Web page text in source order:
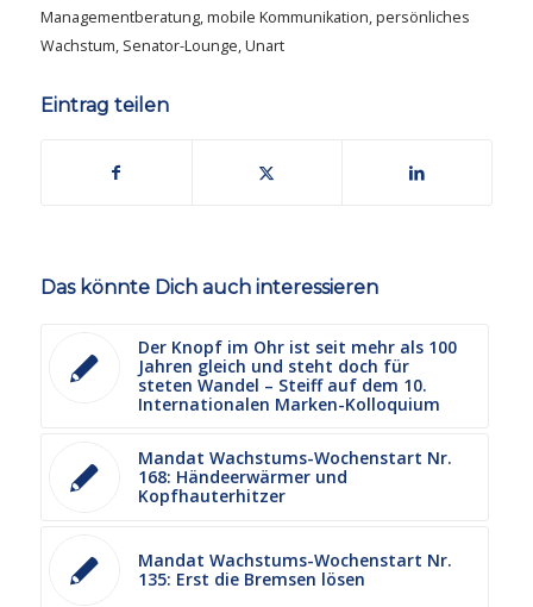
Managementberatung,mobile Kommunikation,persönliches
Wachstum, Senator-Lounge,Unart
Eintrag teilen
Das könnte Dich auch interessieren
Der Knopf im Ohr ist seit mehr als 100
Jahren gleich und steht doch für
steten Wandel – Steiff auf dem 10.
Internationalen Marken-Kolloquium
Mandat Wachstums-Wochenstart Nr.
168: Händeerwärmer und
Kopfhauterhitzer
Mandat Wachstums-Wochenstart Nr.
135: Erst die Bremsen lösen